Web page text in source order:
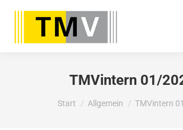
TMVintern 01/
Sie befinden sich hier:
Start Allgemein TMVintern